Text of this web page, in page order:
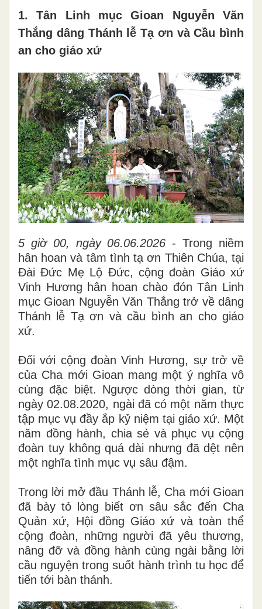
1. Tân Linh mục Gioan Nguyễn Văn
Thắng dâng Thánh lễ Tạ ơn và Cầu bình
an cho giáo xứ
5 giờ 00, ngày 06.06.2026 - Trong niềm
hân hoan và tâm tình tạ ơn Thiên Chúa, tại
Đài Đức Mẹ Lộ Đức, cộng đoàn Giáo xứ
Vinh Hương hân hoan chào đón Tân Linh
mục Gioan Nguyễn Văn Thắng trở về dâng
Thánh lễ Tạ ơn và cầu bình an cho giáo
xứ.
Đối với cộng đoàn Vinh Hương, sự trở về
của Cha mới Gioan mang một ý nghĩa vô
cùng đặc biệt. Ngược dòng thời gian, từ
ngày 02.08.2020, ngài đã có một năm thực
tập mục vụ đầy ắp kỷ niệm tại giáo xứ. Một
năm đồng hành, chia sẻ và phục vụ cộng
đoàn tuy không quá dài nhưng đã dệt nên
một nghĩa tình mục vụ sâu đậm.
Trong lời mở đầu Thánh lễ, Cha mới Gioan
đã bày tỏ lòng biết ơn sâu sắc đến Cha
Quản xứ, Hội đồng Giáo xứ và toàn thể
cộng đoàn, những người đã yêu thương,
nâng đỡ và đồng hành cùng ngài bằng lời
cầu nguyện trong suốt hành trình tu học để
tiến tới bàn thánh.